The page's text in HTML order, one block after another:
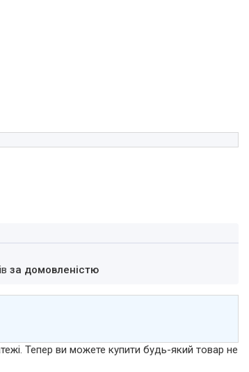
за домовленістю
Тепер ви можете купити будь-який товар не